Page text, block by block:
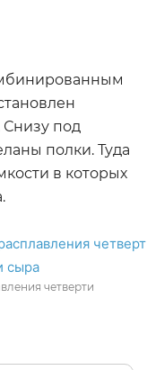
Снизу под
полки. Туда
в которых
четверти